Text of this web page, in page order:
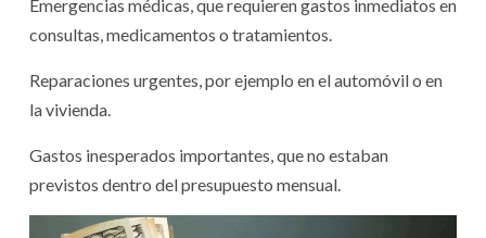
Emergencias médicas, que requieren gastos inmediatos en
consultas, medicamentos o tratamientos.
Reparaciones urgentes, por ejemplo en el automóvil o en
la vivienda.
Gastos inesperados importantes, que no estaban
previstos dentro del presupuesto mensual.